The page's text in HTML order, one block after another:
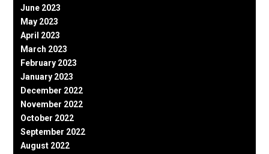
June 2023
May 2023
April 2023
March 2023
February 2023
January 2023
December 2022
November 2022
October 2022
September 2022
August 2022